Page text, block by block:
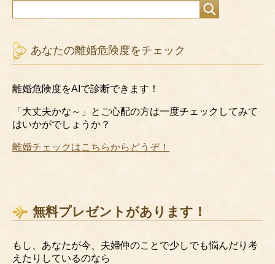
あなたの離婚危険度をチェック
離婚危険度をAIで診断できます！
「大丈夫かな～」とご心配の方は一度チェックしてみて
はいかがでしょうか？
離婚チェックはこちらからどうぞ！
無料プレゼントがあります！
もし、あなたが今、夫婦仲のことで少しでも悩んだり考
えたりしているのなら